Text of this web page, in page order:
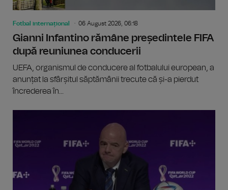
Fotbal internațional 06 August 2026, 06:18
Gianni Infantino rămâne președintele FIFA
după reuniunea conducerii
UEFA, organismul de conducere al fotbalului european, a
anunțat la sfârșitul săptămânii trecute că și-a pierdut
încrederea în...